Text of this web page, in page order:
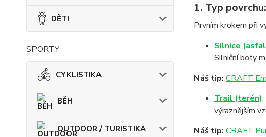
DĚTI
SPORTY
CYKLISTIKA
BĚH
OUTDOOR / TURISTIKA
1. Typ
Prvním krokem při
Silnice
Silniční boty
Náš tip: CRAFT
Trail (terén)
výraznějším
Náš tip: CRAFT